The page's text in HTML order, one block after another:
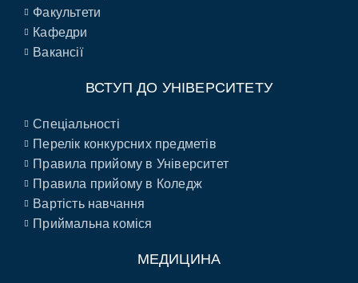
Факультети
Кафедри
Вакансії
ВСТУП ДО УНІВЕРСИТЕТУ
Спеціальності
Перелік конкурсних предметів
Правила прийому в Університет
Правила прийому в Коледж
Вартість навчання
Приймальна коміся
МЕДИЦИНА